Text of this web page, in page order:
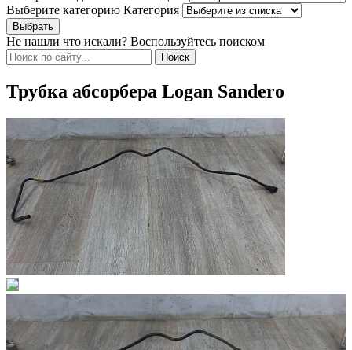
Выберите категорию Категория
Не нашли что искали? Воспользуйтесь поиском
Трубка абсорбера Logan Sandero